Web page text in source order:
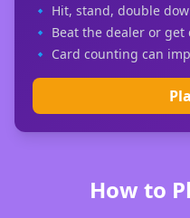
🔹 Hit, stand, double
🔹 Beat the dealer or get
🔹 Card counting can
How to